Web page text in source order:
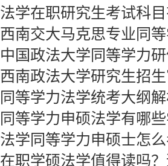
法学在职研究生考试科
西南交大马克思专业同
中国政法大学同等学力
西南政法大学研究生招
同等学力法学统考大纲
同等学力申硕法学有哪
法学同等学力申硕士怎
在职学硕法学值得读吗